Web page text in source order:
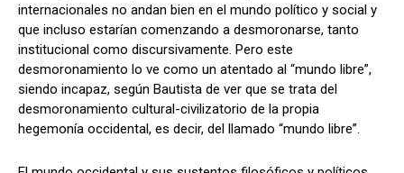
internacionales no andan bien en el mundo político y social y
que incluso estarían comenzando a desmoronarse, tanto
institucional como discursivamente. Pero este
desmoronamiento lo ve como un atentado al “mundo libre”,
siendo incapaz, según Bautista de ver que se trata del
desmoronamiento cultural-civilizatorio de la propia
hegemonía occidental, es decir, del llamado “mundo libre”.